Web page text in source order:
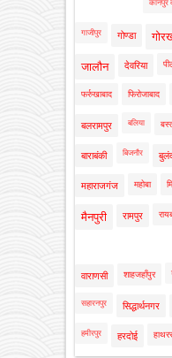
कानपुर
गाजीपुर गोण्डा
जालौन देवरिया
फर्रुखाबाद फिरोजाबाद
बलरामपुर बलिया
बाराबंकी बिजनौर
महाराजगंज महोबा
मैनपुरी रामपुर
वाराणसी शाहजहाँपुर
सहारनपुर सिद्धार्थनगर
हमीरपुर हरदोई